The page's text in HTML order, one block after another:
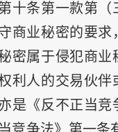
十条第一款第（
商业秘密的要求
密属于侵犯商业
利人的交易伙伴
是《反不正当竞